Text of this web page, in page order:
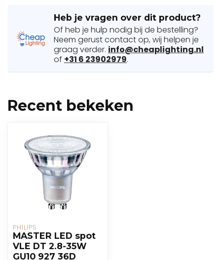
Heb je vragen over dit product?
Of heb je hulp nodig bij de bestelling?
Neem gerust contact op, wij helpen je
graag verder. info@cheaplighting.nl
of +31 6 23902979.
Recent bekeken
PHILIPS
MASTER LED spot
VLE DT 2.8-35W
GU10 927 36D